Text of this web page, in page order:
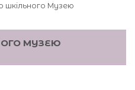
шкільного Музею
МУЗЕЮ